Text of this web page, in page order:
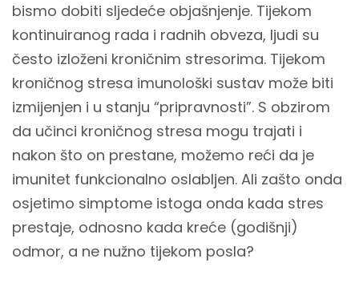
bismo dobiti sljedeće objašnjenje. Tijekom
kontinuiranog rada i radnih obveza, ljudi su
često izloženi kroničnim stresorima. Tijekom
kroničnog stresa imunološki sustav može biti
izmijenjen i u stanju “pripravnosti”. S obzirom
da učinci kroničnog stresa mogu trajati i
nakon što on prestane, možemo reći da je
imunitet funkcionalno oslabljen. Ali zašto onda
osjetimo simptome istoga onda kada stres
prestaje, odnosno kada kreće (godišnji)
odmor, a ne nužno tijekom posla?